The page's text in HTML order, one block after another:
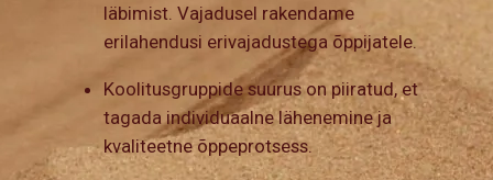
läbimist. Vajadusel rakendame
erilahendusi erivajadustega õppijatele.
Koolitusgruppide suurus on piiratud, et
tagada individuaalne lähenemine ja
kvaliteetne õppeprotsess.